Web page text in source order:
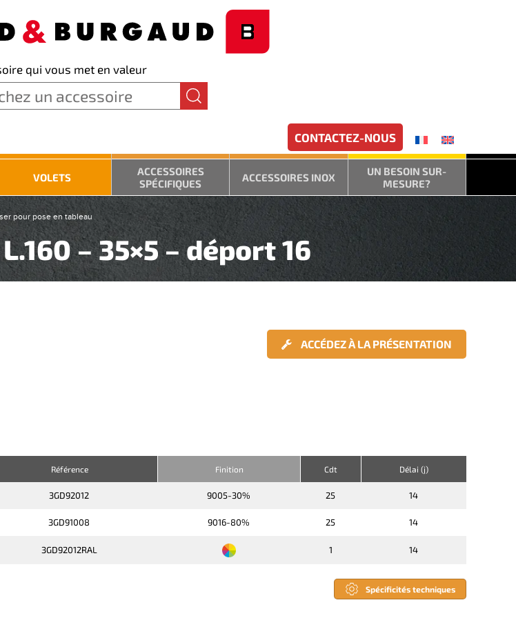
qui vous met en valeur
CONTACTEZ-NOUS
VOLETS
ACCESSOIRES
SPÉCIFIQUES
ACCESSOIRES INOX
UN BESOIN SUR-
MESURE?
pour pose en tableau
– 35×5 – déport 16
ACCÉDEZ À LA PRÉSENTATION
Référence Finition Cdt Délai (j)
3GD92012 9005-30% 25 14
3GD91008 9016-80% 25 14
3GD92012RAL 1 14
Spécificités techniques